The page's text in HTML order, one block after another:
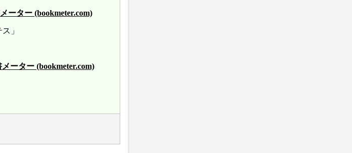
ーター (bookmeter.com)
」
ーター (bookmeter.com)